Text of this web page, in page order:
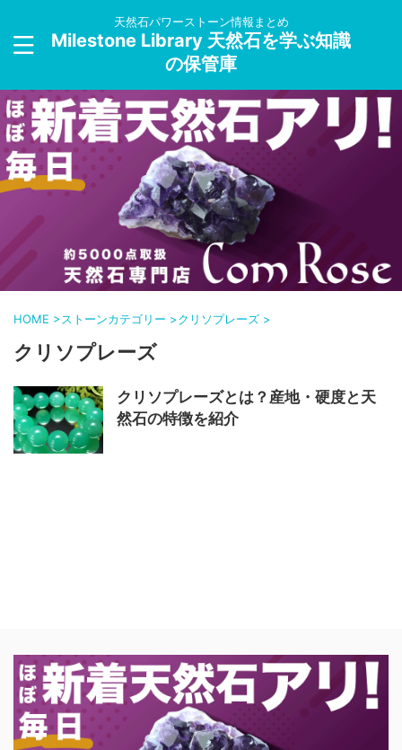
天然石パワーストーン情報まとめ
Milestone Library 天然石を学ぶ知識
の保管庫
HOME >ストーンカテゴリー >クリソプレーズ >
クリソプレーズ
クリソプレーズとは？産地・硬度と天
然石の特徴を紹介